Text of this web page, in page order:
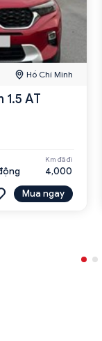
Hồ Chí Minh
1.5 AT
Km đã đi
4,000
Mua ngay